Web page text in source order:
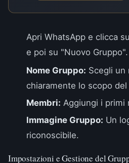
Apri WhatsApp e clicca
e poi su "Nuovo Gruppo".
Nome Gruppo: Scegli un
chiaramente lo scopo
Membri: Aggiungi i primi
Immagine Gruppo: Un
riconoscibile.
Impostazioni e Gestione del